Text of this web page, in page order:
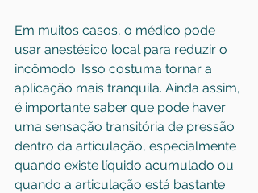
Em muitos casos, o médico pode
usar anestésico local para reduzir o
incômodo. Isso costuma tornar a
aplicação mais tranquila. Ainda assim,
é importante saber que pode haver
uma sensação transitória de pressão
dentro da articulação, especialmente
quando existe líquido acumulado ou
quando a articulação está bastante